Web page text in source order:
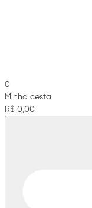
0
Minha cesta
R$ 0,00